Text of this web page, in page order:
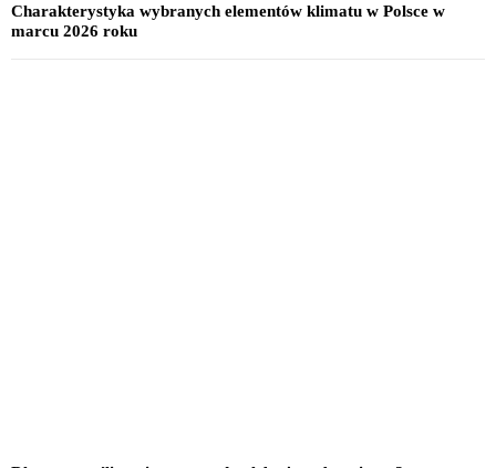
Charakterystyka wybranych elementów klimatu w Polsce w
marcu 2026 roku